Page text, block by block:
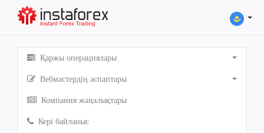
Қаржы операциялары
Вебмастердің аспаптары
Компания жаңалықтары
Кері байланыс